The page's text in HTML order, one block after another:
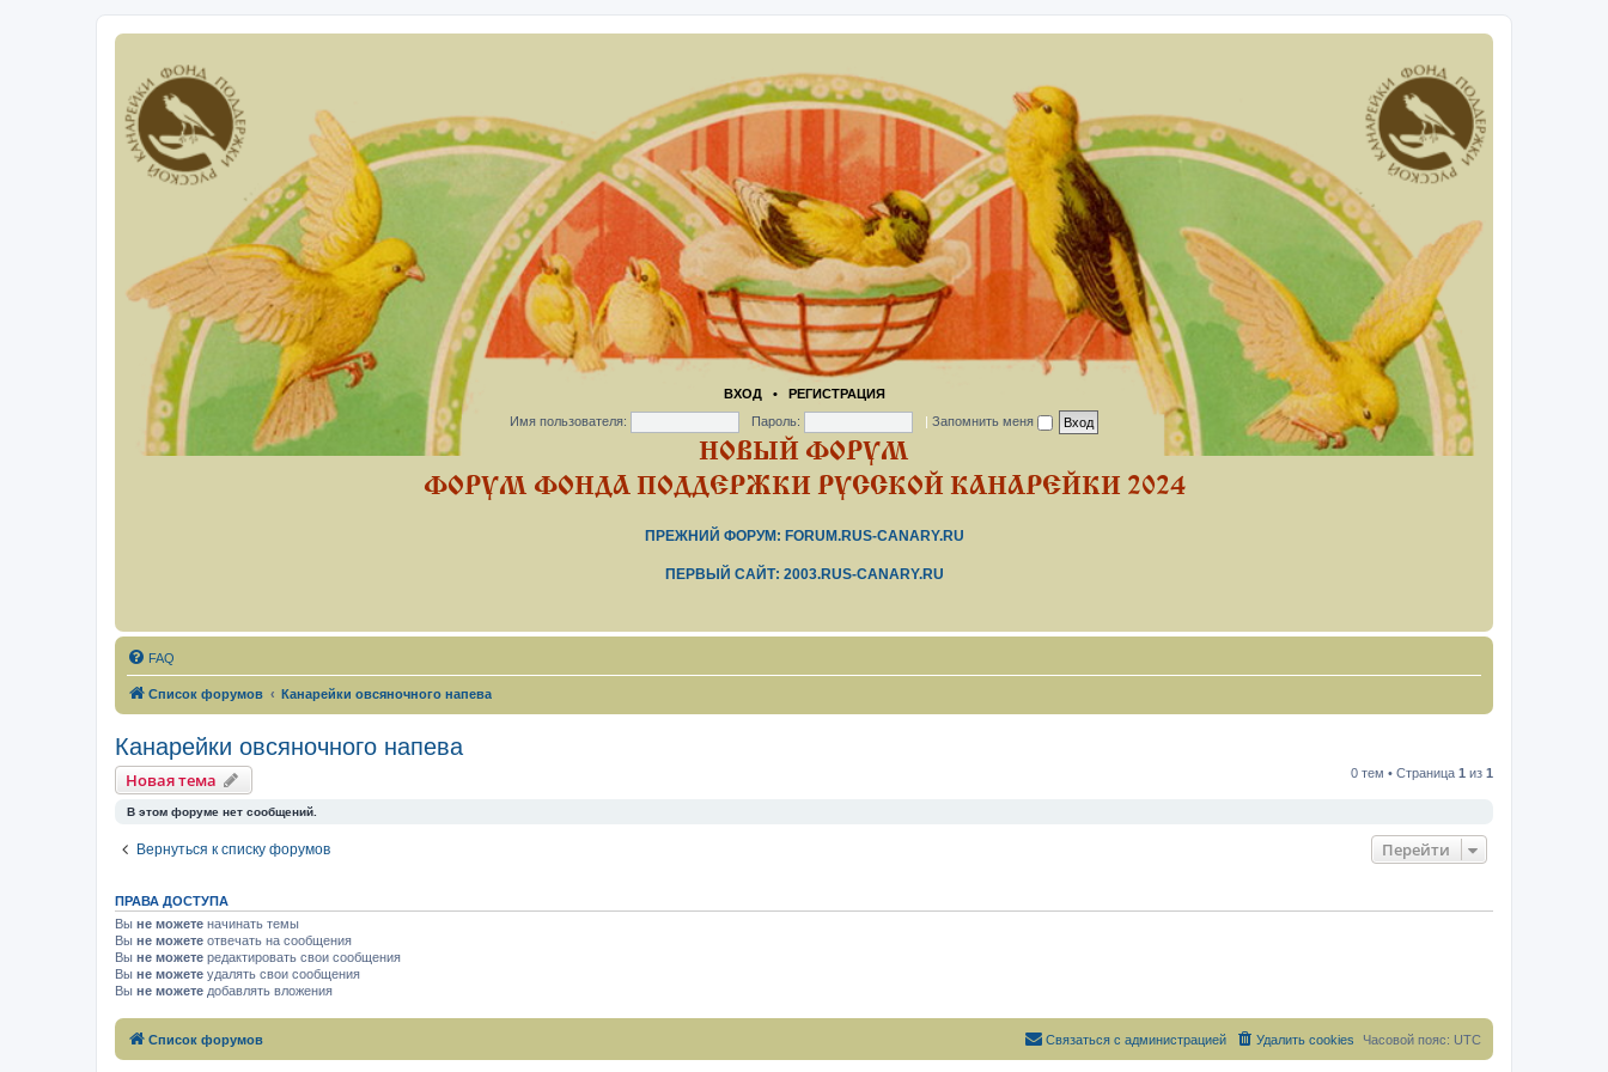
ВХОД• РЕГИСТРАЦИЯ
Имя пользователя:
Пароль: | Запомнить меня
НОВЫЙ ФОРУМ
ФОРУМ ФОНДА ПОДДЕРЖКИ РУССКОЙ КАНАРЕЙКИ 2024
ПРЕЖНИЙ ФОРУМ: FORUM.RUS-CANARY.RU
ПЕРВЫЙ САЙТ: 2003.RUS-CANARY.RU
FAQ
Список форумов Канарейки овсяночного напева
Канарейки овсяночного напева
Новая тема 0 тем • Страница 1 из 1
В этом форуме нет сообщений.
Вернуться к списку форумов Перейти
ПРАВА ДОСТУПА
Вы не можете начинать темы
Вы не можете отвечать на сообщения
Вы не можете редактировать свои сообщения
Вы не можете удалять свои сообщения
Вы не можете добавлять вложения
Список форумов Часовой пояс: UTC
Удалить cookies
Связаться с администрацией